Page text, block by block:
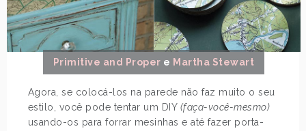
Primitive and Proper e Martha Stewart
Agora, se colocá-los na parede não faz muito o seu
estilo, você pode tentar um DIY (faça-você-mesmo)
usando-os para forrar mesinhas e até fazer porta-